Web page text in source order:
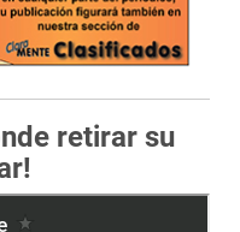
retirar su